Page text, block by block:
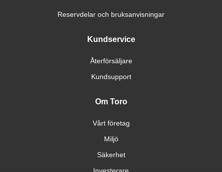
Reservdelar och bruksanvisningar
Kundservice
Återförsäljare
Kundsupport
Om Toro
Vårt företag
Miljö
Säkerhet